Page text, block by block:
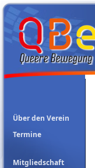
Über den Verein
Termine
Mitgliedschaft